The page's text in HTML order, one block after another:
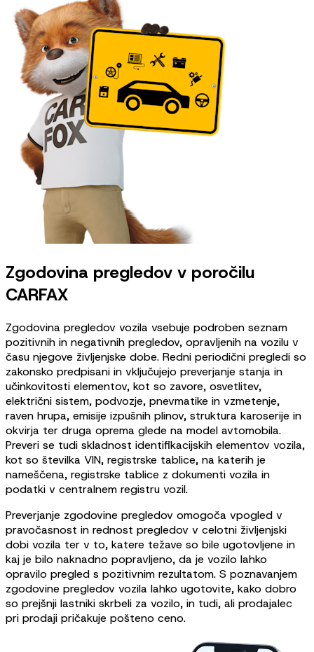
Zgodovina pregledov v poročilu
CARFAX
Zgodovina pregledov vozila vsebuje podroben seznam
pozitivnih in negativnih pregledov, opravljenih na vozilu v
času njegove življenjske dobe. Redni periodični pregledi so
zakonsko predpisani in vključujejo preverjanje stanja in
učinkovitosti elementov, kot so zavore, osvetlitev,
električni sistem, podvozje, pnevmatike in vzmetenje,
raven hrupa, emisije izpušnih plinov, struktura karoserije in
okvirja ter druga oprema glede na model avtomobila.
Preveri se tudi skladnost identifikacijskih elementov vozila,
kot so številka VIN, registrske tablice, na katerih je
nameščena, registrske tablice z dokumenti vozila in
podatki v centralnem registru vozil.
Preverjanje zgodovine pregledov omogoča vpogled v
pravočasnost in rednost pregledov v celotni življenjski
dobi vozila ter v to, katere težave so bile ugotovljene in
kaj je bilo naknadno popravljeno, da je vozilo lahko
opravilo pregled s pozitivnim rezultatom. S poznavanjem
zgodovine pregledov vozila lahko ugotovite, kako dobro
so prejšnji lastniki skrbeli za vozilo, in tudi, ali prodajalec
pri prodaji pričakuje pošteno ceno.